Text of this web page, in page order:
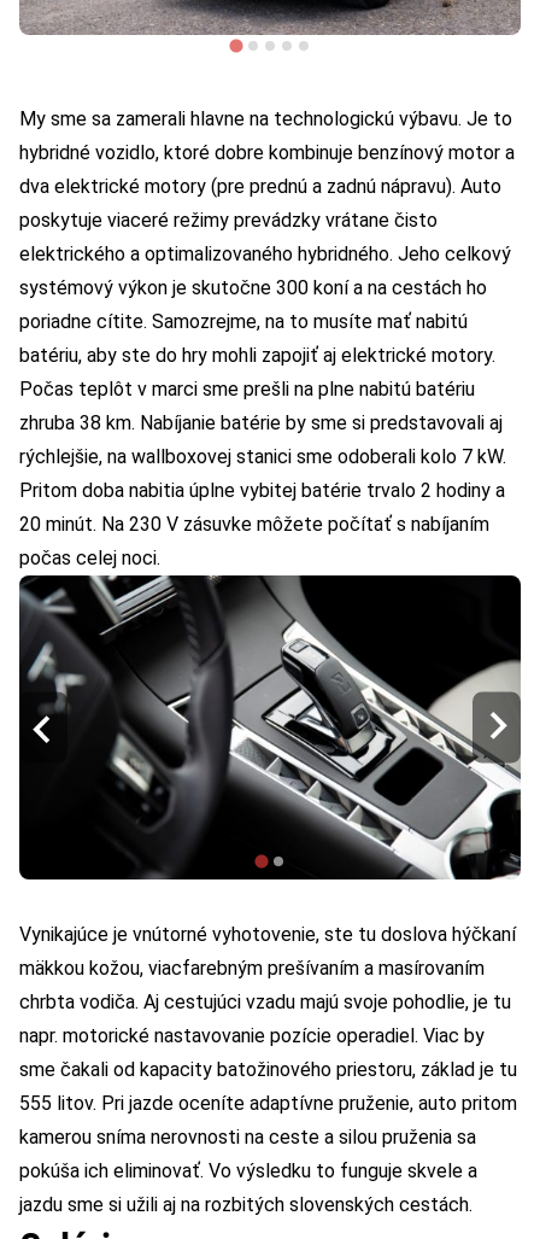
My sme sa zamerali hlavne na technologickú výbavu. Je to
hybridné vozidlo, ktoré dobre kombinuje benzínový motor a
dva elektrické motory (pre prednú a zadnú nápravu). Auto
poskytuje viaceré režimy prevádzky vrátane čisto
elektrického a optimalizovaného hybridného. Jeho celkový
systémový výkon je skutočne 300 koní a na cestách ho
poriadne cítite. Samozrejme, na to musíte mať nabitú
batériu, aby ste do hry mohli zapojiť aj elektrické motory.
Počas teplôt v marci sme prešli na plne nabitú batériu
zhruba 38 km. Nabíjanie batérie by sme si predstavovali aj
rýchlejšie, na wallboxovej stanici sme odoberali kolo 7 kW.
Pritom doba nabitia úplne vybitej batérie trvalo 2 hodiny a
20 minút. Na 230 V zásuvke môžete počítať s nabíjaním
počas celej noci.
Vynikajúce je vnútorné vyhotovenie, ste tu doslova hýčkaní
mäkkou kožou, viacfarebným prešívaním a masírovaním
chrbta vodiča. Aj cestujúci vzadu majú svoje pohodlie, je tu
napr. motorické nastavovanie pozície operadiel. Viac by
sme čakali od kapacity batožinového priestoru, základ je tu
555 litov. Pri jazde oceníte adaptívne pruženie, auto pritom
kamerou sníma nerovnosti na ceste a silou pruženia sa
pokúša ich eliminovať. Vo výsledku to funguje skvele a
jazdu sme si užili aj na rozbitých slovenských cestách.